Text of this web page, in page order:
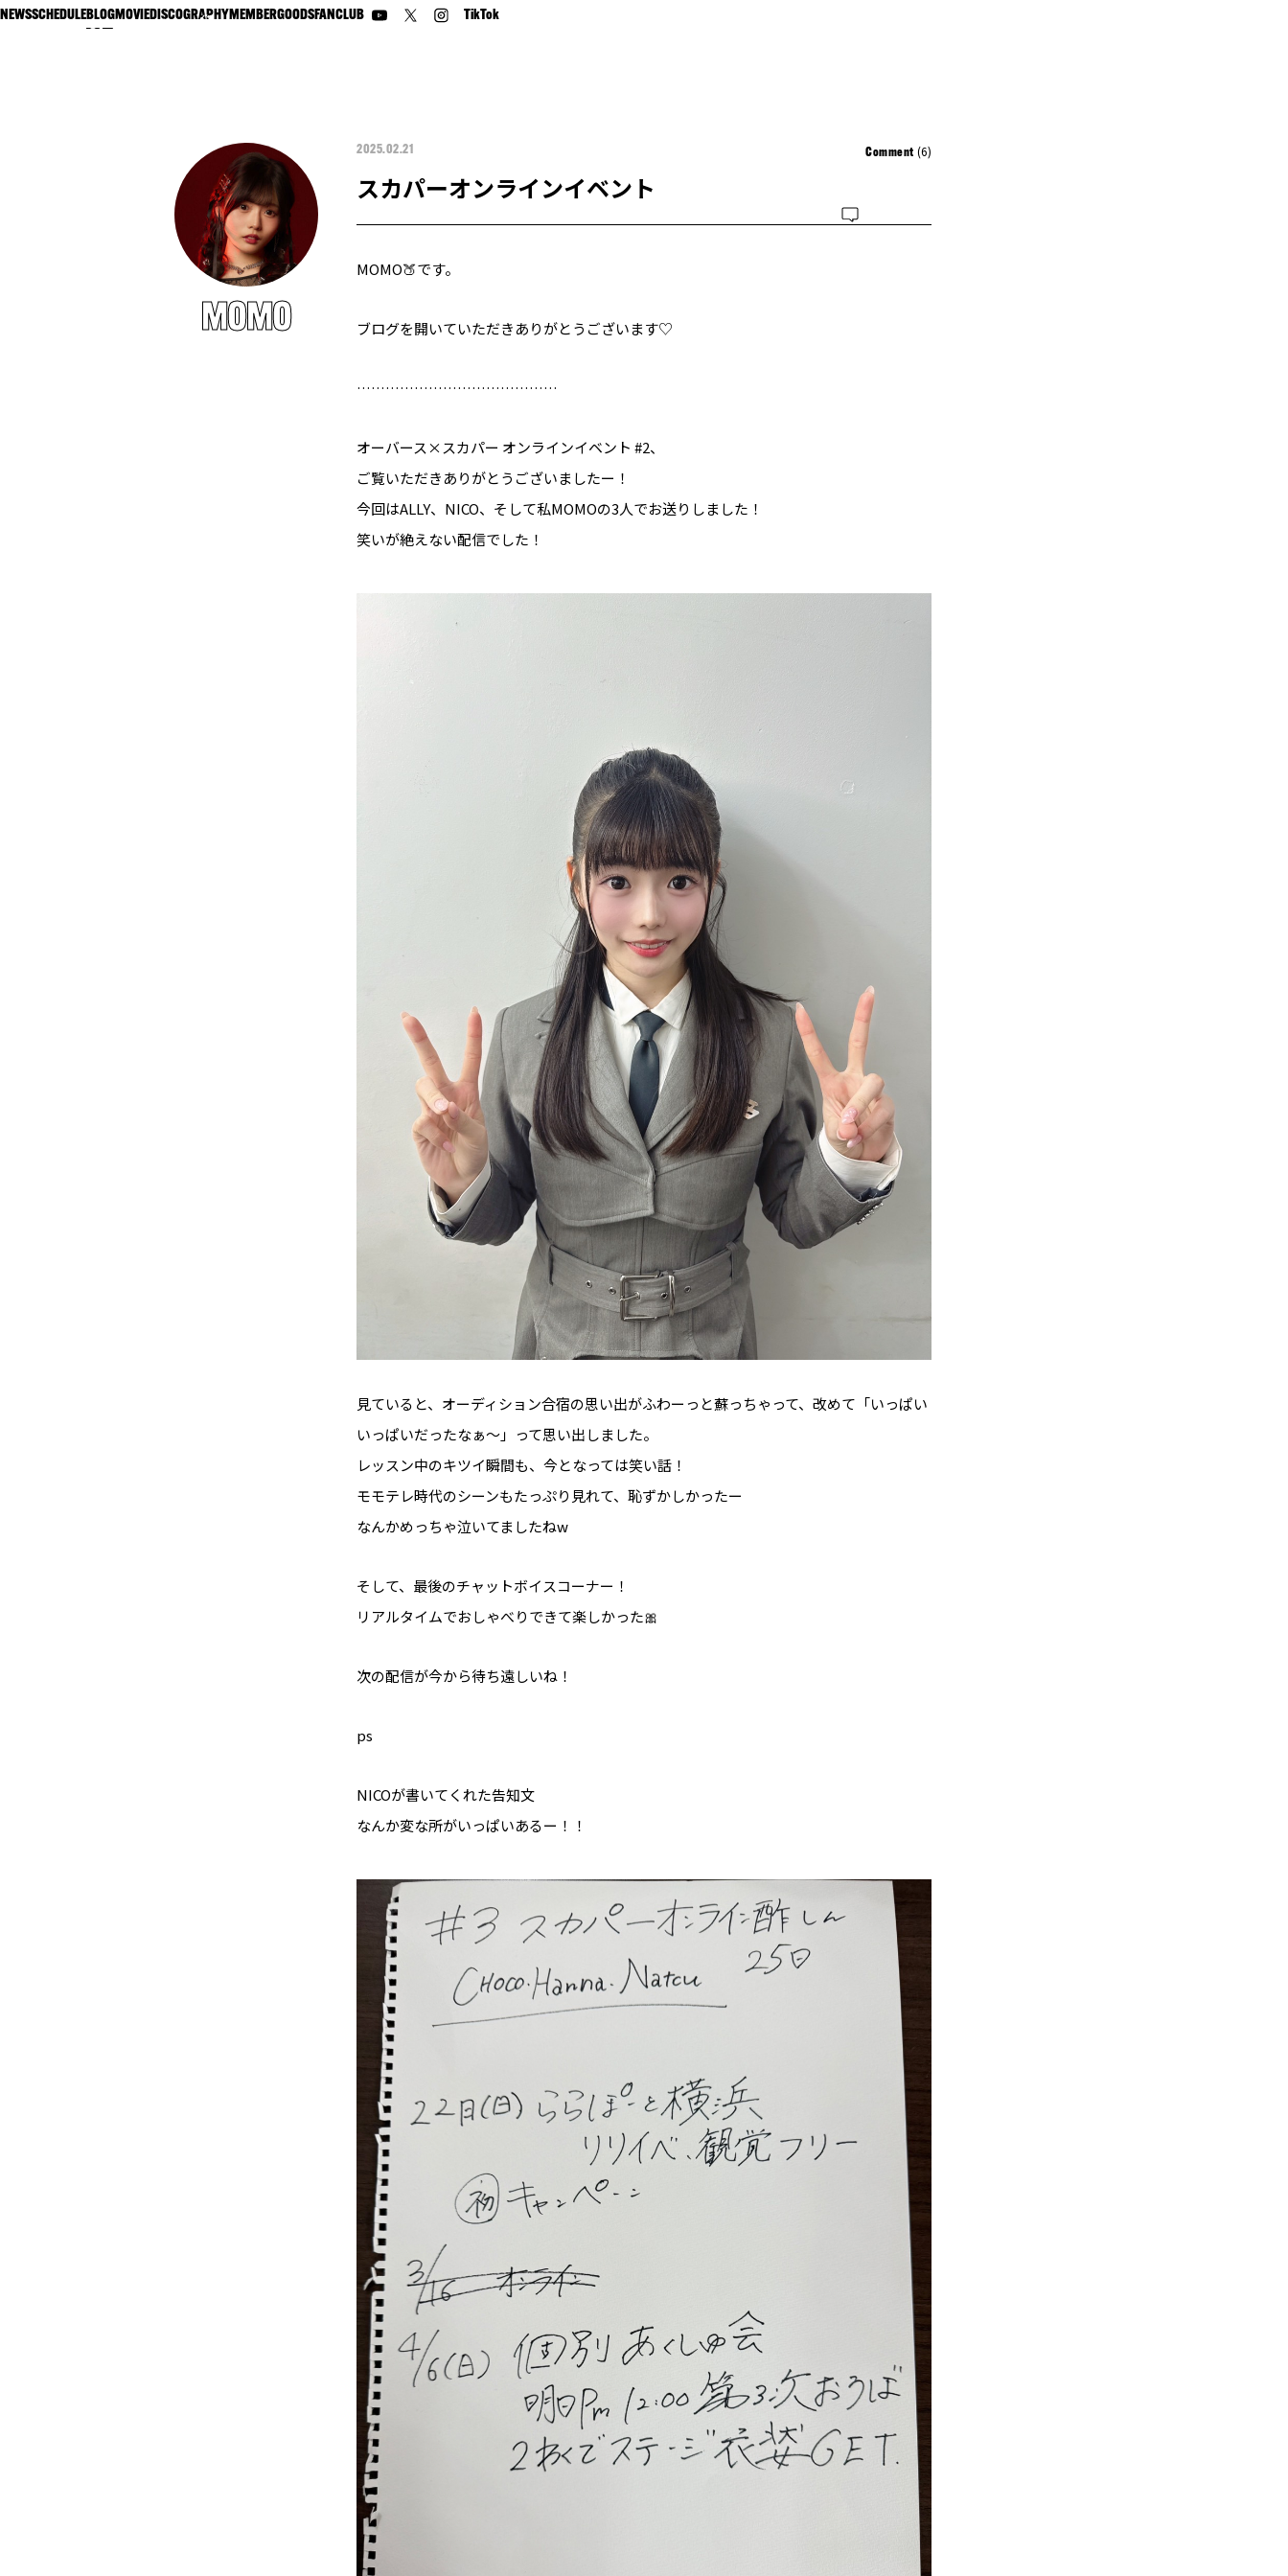
NEWSSCHEDULEBLOGMOVIE DISCOGRAPHYMEMBERGOODS FANCLUB TikTok
2025.02.21 Comment (6)
スカパーオンラインイベント
MOMO
MOMO🍑です。
ブログを開いていただきありがとうございます♡
……………………………………
オーバース×スカパー オンラインイベント #2、
ご覧いただきありがとうございましたー！
今回はALLY、NICO、そして私MOMOの3人でお送りしました！
笑いが絶えない配信でした！
見ていると、オーディション合宿の思い出がふわーっと蘇っちゃって、改めて「いっぱい
いっぱいだったなぁ〜」って思い出しました。
レッスン中のキツイ瞬間も、今となっては笑い話！
モモテレ時代のシーンもたっぷり見れて、恥ずかしかったー
なんかめっちゃ泣いてましたねw
そして、最後のチャットボイスコーナー！
リアルタイムでおしゃべりできて楽しかった🎀
次の配信が今から待ち遠しいね！
ps
NICOが書いてくれた告知文
なんか変な所がいっぱいあるー！！